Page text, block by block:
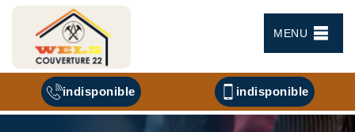
MENU
indisponible indisponible